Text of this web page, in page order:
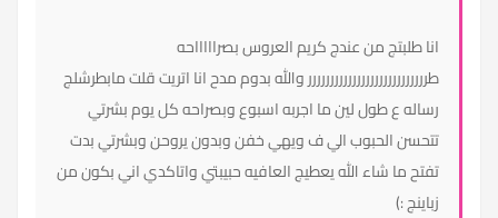
انا طلبتج من عندج كريم العروس بصراااااحه
طررررررررررررررررررررررررررر والله بدوم مدح انا اتريت قلت مابطرشلج
رساله ع طول لين ما اجربه اسبوع وبصراحه كل يوم بشرتي
تتحسن الحبوب الي ف ويهي خفن وبدون يروحن وبشرتي بدت
تفتح ما شاء الله يعطيج العافيه حبيبتي واتاكدي اني بكون من
زباينج :)